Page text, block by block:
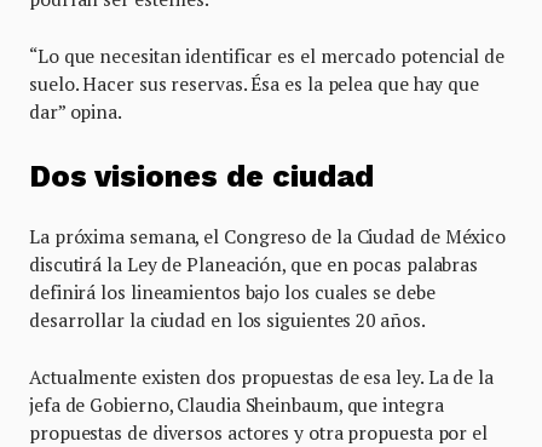
“Lo que necesitan identificar es el mercado potencial de
suelo. Hacer sus reservas. Ésa es la pelea que hay que
dar” opina.
Dos visiones de ciudad
La próxima semana, el Congreso de la Ciudad de México
discutirá la Ley de Planeación, que en pocas palabras
definirá los lineamientos bajo los cuales se debe
desarrollar la ciudad en los siguientes 20 años.
Actualmente existen dos propuestas de esa ley. La de la
jefa de Gobierno, Claudia Sheinbaum, que integra
propuestas de diversos actores y otra propuesta por el